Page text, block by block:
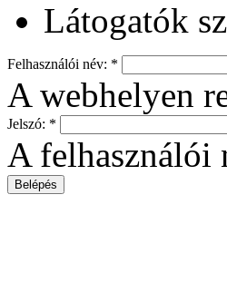
Látogatók
Felhasználói név: *
A webhelyen
Jelszó: *
A felhasználói